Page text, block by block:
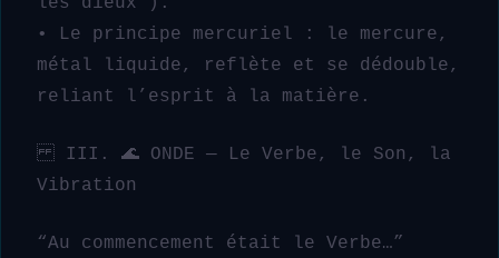
• Le principe mercuriel : le mercure,
métal liquide, reflète et se dédouble,
reliant l’esprit à la matière.
III. 🌊 ONDE — Le Verbe, le Son, la
Vibration
“Au commencement était le Verbe…”